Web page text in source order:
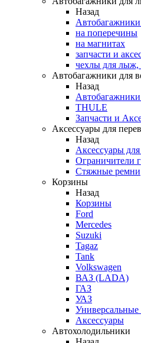
Назад
на поперечины
на магнитах
запчасти и
чехлы для лыж,
Автобагажники для
Назад
THULE
Запчасти и
Аксессуары для
Назад
Аксессуары
Ограничители
Стяжные ремни
Корзины
Назад
Корзины
Ford
Mercedes
Suzuki
Tagaz
Tank
Volkswagen
ВАЗ (LADA)
ГАЗ
УАЗ
Аксессуары
Автохолодильники